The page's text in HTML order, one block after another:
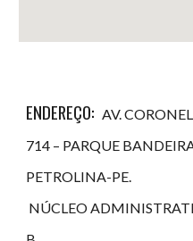
ENDEREÇO:AV.
714 – PARQUE
PETROLINA-PE.
NÚCLEO